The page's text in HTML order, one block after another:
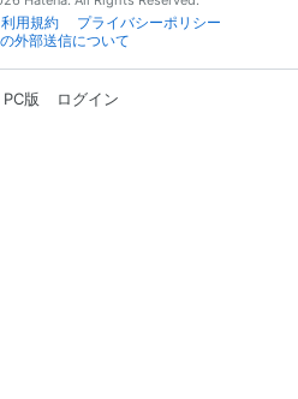
利用規約
プライバシーポリシー
外部送信について
PC版 ログイン